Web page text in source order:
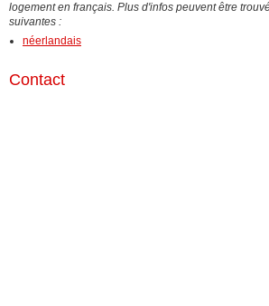
logement en français. Plus d'infos peuvent être
suivantes :
néerlandais
Contact